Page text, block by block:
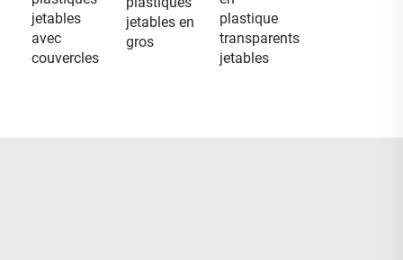
jetables
avec
couvercles
jetables en
gros
plastique
transparents
jetables